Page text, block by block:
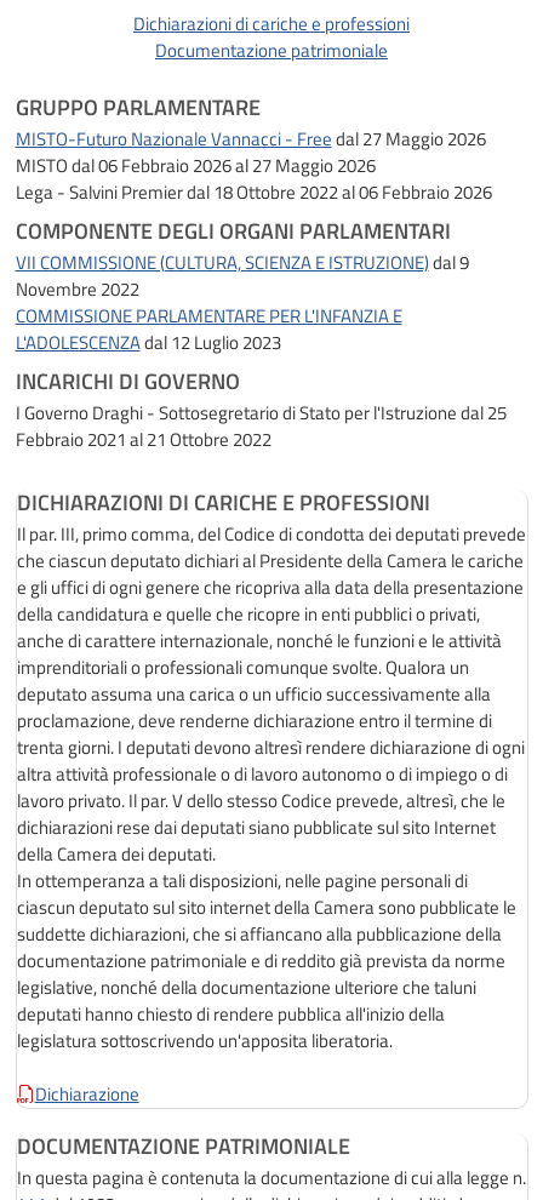
Dichiarazioni di cariche e professioni
Documentazione patrimoniale
GRUPPO PARLAMENTARE
MISTO-Futuro Nazionale Vannacci - Freedal 27 Maggio 2026
MISTOdal 06 Febbraio 2026 al 27 Maggio 2026
Lega - Salvini Premierdal 18 Ottobre 2022 al 06 Febbraio 2026
COMPONENTE DEGLI ORGANI PARLAMENTARI
VII COMMISSIONE (CULTURA, SCIENZA E ISTRUZIONE)dal 9
Novembre 2022
COMMISSIONE PARLAMENTARE PER L'INFANZIA E
L'ADOLESCENZAdal 12 Luglio 2023
INCARICHI DI GOVERNO
I Governo Draghi - Sottosegretario di Stato per l'Istruzionedal 25
Febbraio 2021 al 21 Ottobre 2022
DICHIARAZIONI DI CARICHE E PROFESSIONI
Il par. III, primo comma, del Codice di condotta dei deputati prevede
che ciascun deputato dichiari al Presidente della Camera le cariche
e gli uffici di ogni genere che ricopriva alla data della presentazione
della candidatura e quelle che ricopre in enti pubblici o privati,
anche di carattere internazionale, nonché le funzioni e le attività
imprenditoriali o professionali comunque svolte. Qualora un
deputato assuma una carica o un ufficio successivamente alla
proclamazione, deve renderne dichiarazione entro il termine di
trenta giorni. I deputati devono altresì rendere dichiarazione di ogni
altra attività professionale o di lavoro autonomo o di impiego o di
lavoro privato. Il par. V dello stesso Codice prevede, altresì, che le
dichiarazioni rese dai deputati siano pubblicate sul sito Internet
della Camera dei deputati.
In ottemperanza a tali disposizioni, nelle pagine personali di
ciascun deputato sul sito internet della Camera sono pubblicate le
suddette dichiarazioni, che si affiancano alla pubblicazione della
documentazione patrimoniale e di reddito già prevista da norme
legislative, nonché della documentazione ulteriore che taluni
deputati hanno chiesto di rendere pubblica all'inizio della
legislatura sottoscrivendo un'apposita liberatoria.
Dichiarazione
DOCUMENTAZIONE PATRIMONIALE
In questa pagina è contenuta la documentazione di cui alla legge n.